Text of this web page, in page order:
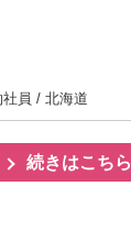
員 / 北海道
続きはこちら